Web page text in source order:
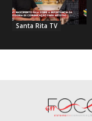
Santa Rita TV